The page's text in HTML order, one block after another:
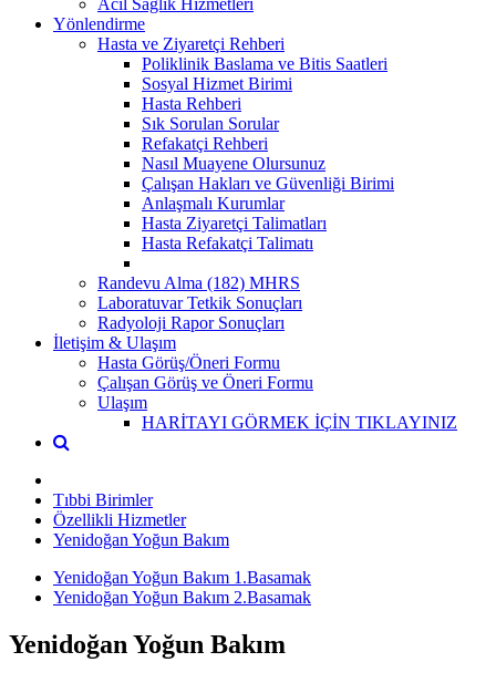
Yönlendirme
Hasta ve Ziyaretçi Rehberi
Poliklinik Baslama ve Bitis Saatleri
Sosyal Hizmet Birimi
Hasta Rehberi
Sık Sorulan Sorular
Refakatçi Rehberi
Nasıl Muayene Olursunuz
Çalışan Hakları ve Güvenliği Birimi
Anlaşmalı Kurumlar
Hasta Ziyaretçi Talimatları
Hasta Refakatçi Talimatı
Randevu Alma (182) MHRS
Laboratuvar Tetkik Sonuçları
Radyoloji Rapor Sonuçları
İletişim & Ulaşım
Hasta Görüş/Öneri Formu
Çalışan Görüş ve Öneri Formu
Ulaşım
HARİTAYI GÖRMEK İÇİN TIKLAYINIZ
Tıbbi Birimler
Özellikli Hizmetler
Yenidoğan Yoğun Bakım
Yenidoğan Yoğun Bakım 1.Basamak
Yenidoğan Yoğun Bakım 2.Basamak
Yenidoğan Yoğun Bakım